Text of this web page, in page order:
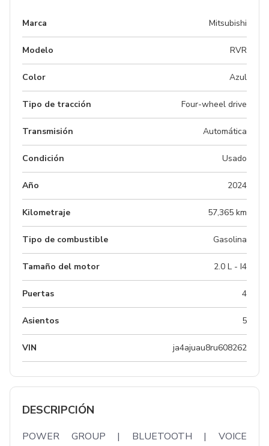
Marca Mitsubishi
Modelo RVR
Color Azul
Tipo de tracción Four-wheel drive
Transmisión Automática
Condición Usado
Año 2024
Kilometraje 57,365 km
Tipo de combustible Gasolina
Tamaño del motor 2.0 L - I4
Puertas 4
Asientos 5
VIN ja4ajuau8ru608262
DESCRIPCIÓN
POWER GROUP | BLUETOOTH | VOICE